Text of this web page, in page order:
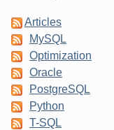
Articles
MySQL
Optimization
Oracle
PostgreSQL
Python
T-SQL